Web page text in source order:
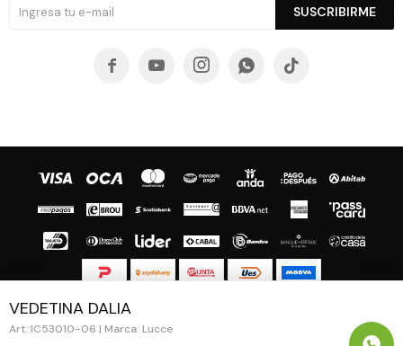
VEDETINA DALIA
IC53010-06 | Marca: Lucce
SUSCRIBIRME
    
© Copyright 2026 / Guapa - Paprika